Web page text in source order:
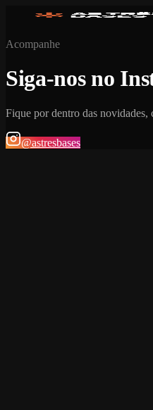
Acompanhe
Siga-nos no
Fique por dentro das novidades,
@astresbases